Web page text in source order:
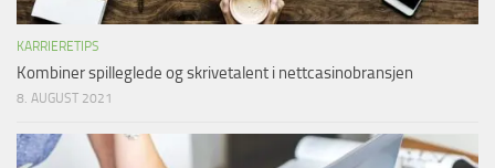
KARRIERETIPS
Kombiner spilleglede og skrivetalent i nettcasinobransjen
8. AUGUST 2021